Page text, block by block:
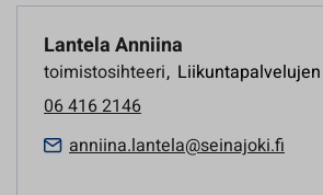
Lantela Anniina
toimistosihteeri,
06 416 2146
anniina.lantela@seinajoki.fi